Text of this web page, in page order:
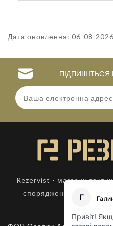
Дата оновлення: 06-08-2026
Rezervist - магазин
спорядження. Товари